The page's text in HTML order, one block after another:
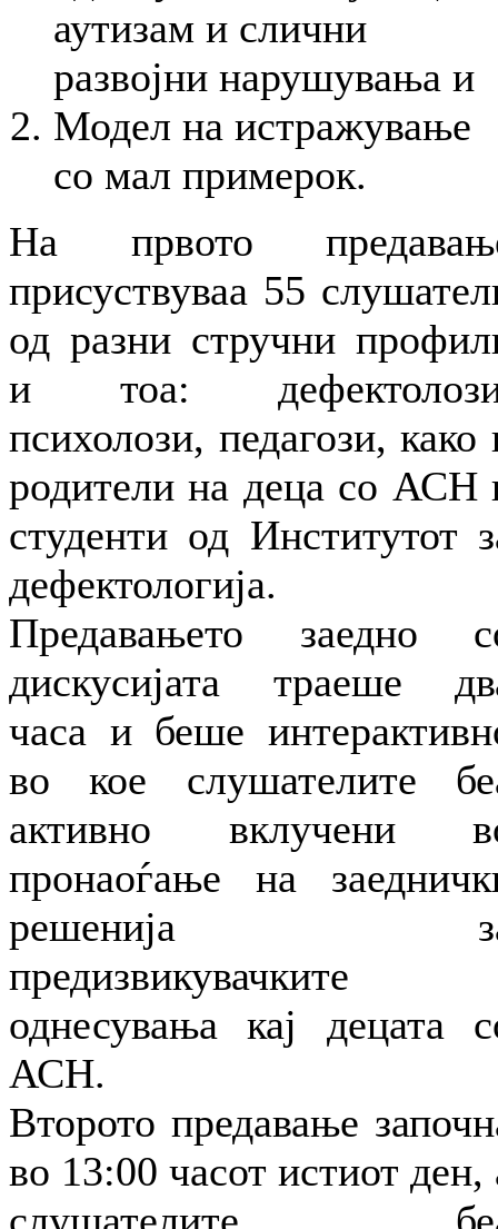
аутизам и слични
развојни нарушувања и
Модел на истражување
со мал примерок.
На првото
присуствуваа 55
од разни стручни
и тоа:
психолози, педагози, како
родители на деца со АСН
студенти од Институтот
дефектологија.
Предавањето заедно
дискусијата траеше
часа и беше
во кое слушателите
активно вклучени
пронаоѓање на
решенија
предизвикувачките
однесувања кај децата
АСН.
Второто предавање
во 13:00 часот истиот ден,